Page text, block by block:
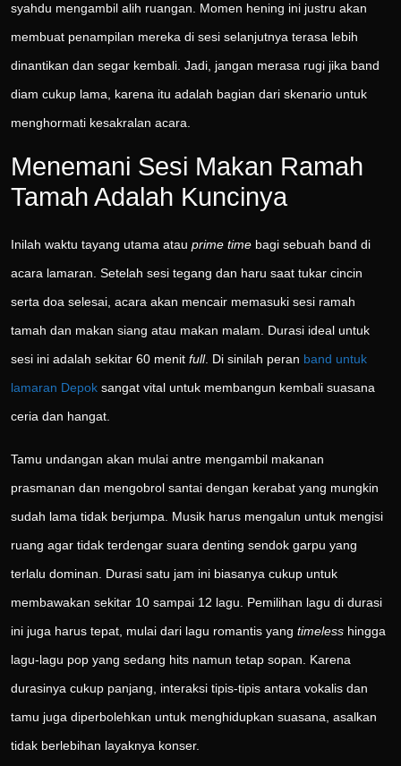
syahdu mengambil alih ruangan. Momen hening ini justru akan
membuat penampilan mereka di sesi selanjutnya terasa lebih
dinantikan dan segar kembali. Jadi, jangan merasa rugi jika band
diam cukup lama, karena itu adalah bagian dari skenario untuk
menghormati kesakralan acara.
Menemani Sesi Makan Ramah
Tamah Adalah Kuncinya
Inilah waktu tayang utama atau prime time bagi sebuah band di
acara lamaran. Setelah sesi tegang dan haru saat tukar cincin
serta doa selesai, acara akan mencair memasuki sesi ramah
tamah dan makan siang atau makan malam. Durasi ideal untuk
sesi ini adalah sekitar 60 menit full. Di sinilah peran band untuk
lamaran Depok sangat vital untuk membangun kembali suasana
ceria dan hangat.
Tamu undangan akan mulai antre mengambil makanan
prasmanan dan mengobrol santai dengan kerabat yang mungkin
sudah lama tidak berjumpa. Musik harus mengalun untuk mengisi
ruang agar tidak terdengar suara denting sendok garpu yang
terlalu dominan. Durasi satu jam ini biasanya cukup untuk
membawakan sekitar 10 sampai 12 lagu. Pemilihan lagu di durasi
ini juga harus tepat, mulai dari lagu romantis yang timeless hingga
lagu-lagu pop yang sedang hits namun tetap sopan. Karena
durasinya cukup panjang, interaksi tipis-tipis antara vokalis dan
tamu juga diperbolehkan untuk menghidupkan suasana, asalkan
tidak berlebihan layaknya konser.